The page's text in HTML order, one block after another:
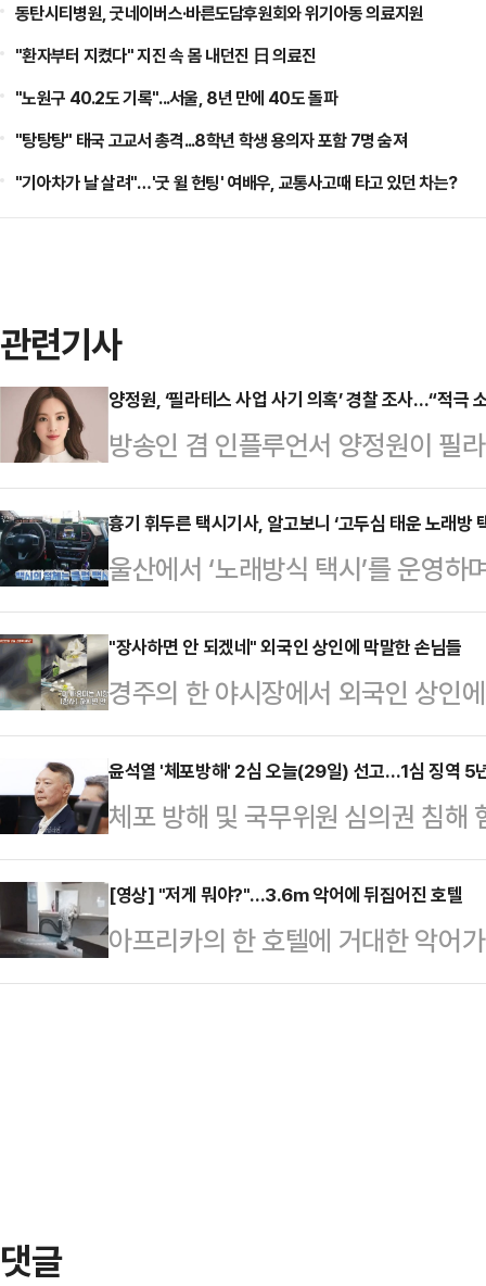
동탄시티병원, 굿네이버스·바른도담후원회와 위기아동 의료지원
"환자부터 지켰다" 지진 속 몸 내던진 日 의료진
"노원구 40.2도 기록"...서울, 8년 만에 40도 돌파
"탕탕탕" 태국 고교서 총격...8학년 학생 용의자 포함 7명 숨져
"기아차가 날 살려"…'굿 윌 헌팅' 여배우, 교통사고때 타고 있던 차는?
관련기사
양정원, ‘필라테스 사업 사기 의혹’ 경찰 조사…“적극
방송인 겸 인플루언서 양정원이 필
를 받는다.29일 뉴시스 등의 보도
가맹사업법 위반 혐의로 고소된 필
며 양정원과 학원 대표 등 주요 관
대로 대질 조사도 진행할 예정인
필라테스 학원 가맹점주들이 양정
위반 혐의로 고소하면서 불거졌다.
견하겠다고 했지만 실제…
흉기 휘두른 택시기사, 알고보니 ‘고두심 태운 노래방
울산에서 ‘노래방식 택시’를 운영
동료를 흉기로 찌르는 사건이 발생
유튜브에서 택시 관련 콘텐츠를 제
교양 프로그램 ‘엄마의 여행 고두심
맨 김준현을 태우고 태화강 일대를
장’에 따르면 울산 남부경찰서는
급 체포해 조사 중이다.A씨는 27일
택시기사 B씨의…
"장사하면 안 되겠네" 외국인 상인에 막말한 손님들
경주의 한 야시장에서 외국인 상인
개되며 논란이 커지고 있다.28일
지난 19일 야시장에서 1만2000원
있는 쿠폰을 구매한 뒤 큐브스테이
을 기다리는 사이 한 남녀 손님이
그러나 상인이 고기를 굽는 모습을
은 두 번 다시 안 먹어야겠다" 등 불
향…
윤석열 '체포방해' 2심 오늘(29일) 선고…1심 징역 5
체포 방해 및 국무위원 심의권 침해
의 항소심 선고가 29일 이뤄진다
서울고법 형사1부(부장판사 윤성
무집행방해 등 혐의 2심 선고기일
통령경호처 직원을 동원해 공수처
[영상] "저게 뭐야?"...3.6m 악어에 뒤집어진 호텔
아프리카의 한 호텔에 거대한 악어
일(현지시간) ABC뉴스에 따르면
댓글